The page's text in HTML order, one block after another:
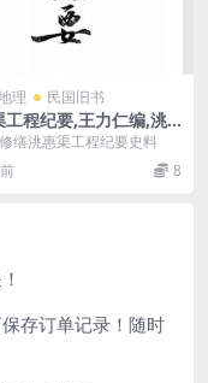
理 民国旧书
工程纪要,王力仁编,洮
务所
缮洮惠渠工程纪要史料
8
存订单记录！随时